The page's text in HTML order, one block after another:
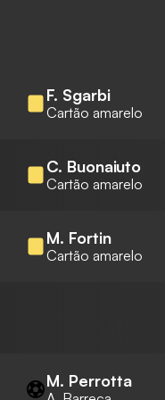
F. Sgarbi
Cartão amarelo
C. Buonaiuto
Cartão amarelo
M. Fortin
Cartão amarelo
M. Perrotta